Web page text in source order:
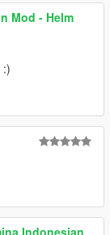
Mod - Helm
:)